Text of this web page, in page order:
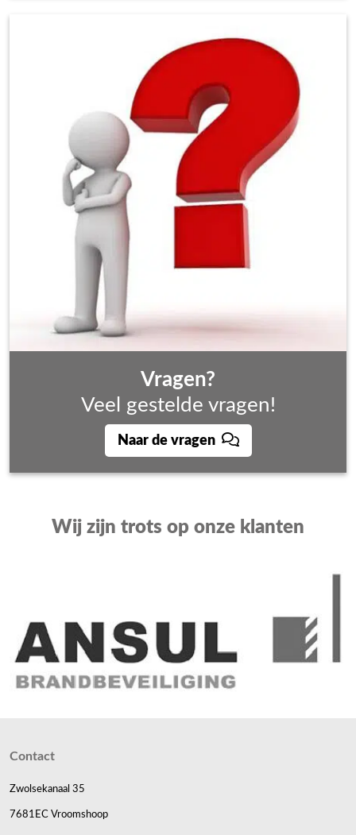
Vragen?
Veel gestelde vragen!
Naar de vragen
Wij zijn trots op onze klanten
Contact
Zwolsekanaal 35
7681EC Vroomshoop